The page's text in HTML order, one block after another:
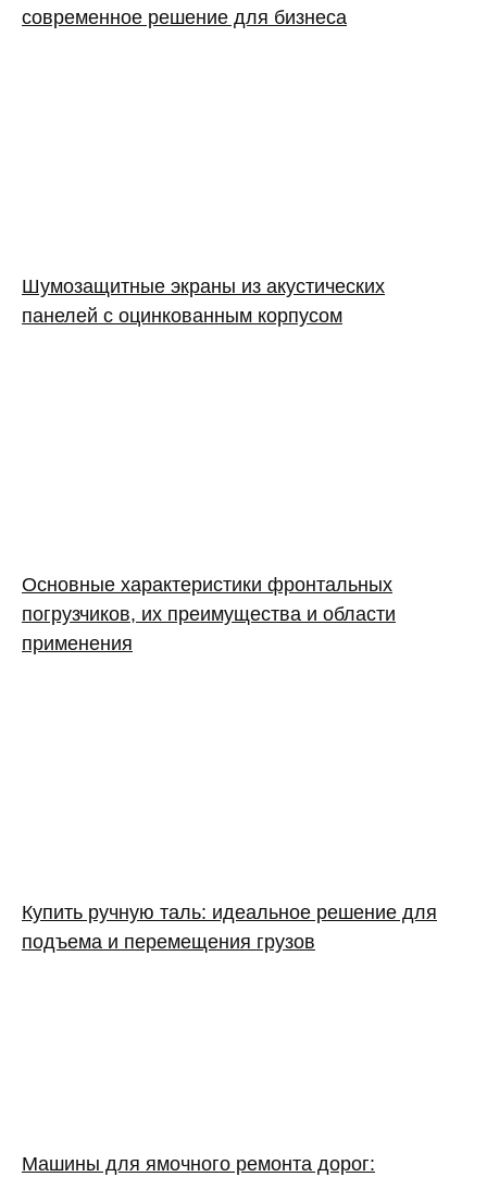
современное решение для бизнеса
Шумозащитные экраны из акустических
панелей с оцинкованным корпусом
Основные характеристики фронтальных
погрузчиков, их преимущества и области
применения
Купить ручную таль: идеальное решение для
подъема и перемещения грузов
Машины для ямочного ремонта дорог: